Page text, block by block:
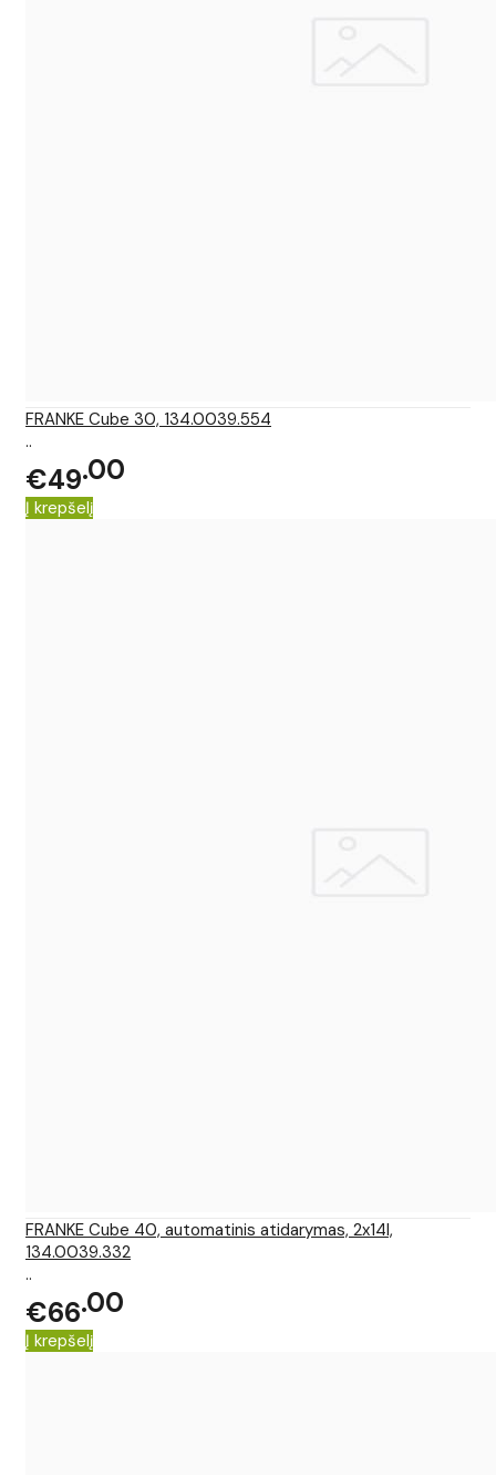
FRANKE Cube 30, 134.0039.554
..
€49 00
Į krepšelį
FRANKE Cube 40, automatinis atidarymas, 2x14l,
134.0039.332
..
€66 00
Į krepšelį